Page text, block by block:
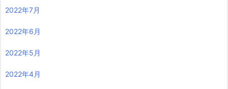
2022年7月
2022年6月
2022年5月
2022年4月